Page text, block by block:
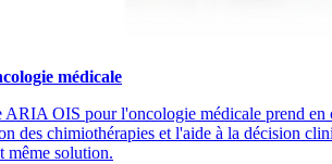
médicale
ARIA OIS pour l'oncologie médicale prend
des chimiothérapies et l'aide à la décision
même solution.